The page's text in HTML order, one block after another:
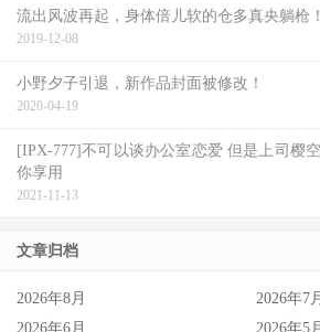
流出风波再起，身体倍儿软的仓多真央躺枪！
2019-12-08
小野夕子引退，新作品封面被修改！
2020-04-19
[IPX-777]不可以谈办公室恋爱 但是上司樱
你享用
2021-11-13
文章归档
2026年8月
2026年7月
2026年6月
2026年5月